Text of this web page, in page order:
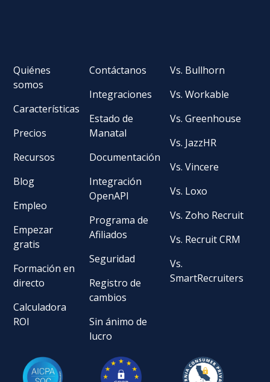
Quiénes
somos
Características
Precios
Recursos
Blog
Empleo
Empezar
gratis
Formación en
directo
Calculadora
ROI
Contáctanos
Integraciones
Estado de
Manatal
Documentación
Integración
OpenAPI
Programa de
Afiliados
Seguridad
Registro de
cambios
Sin ánimo de
lucro
Vs. Bullhorn
Vs. Workable
Vs. Greenhouse
Vs. JazzHR
Vs. Vincere
Vs. Loxo
Vs. Zoho Recruit
Vs. Recruit CRM
Vs.
SmartRecruiters